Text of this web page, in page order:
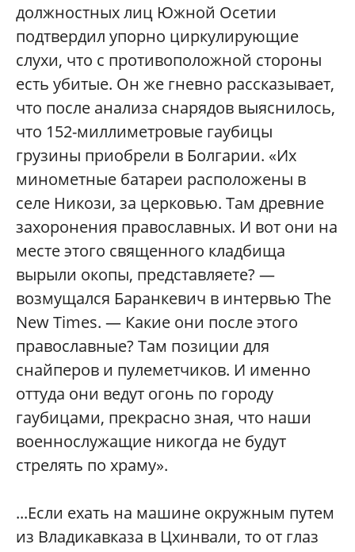
должностных лиц Южной Осетии
подтвердил упорно циркулирующие
слухи, что с противоположной стороны
есть убитые. Он же гневно рассказывает,
что после анализа снарядов выяснилось,
что 152-миллиметровые гаубицы
грузины приобрели в Болгарии. «Их
минометные батареи расположены в
селе Никози, за церковью. Там древние
захоронения православных. И вот они на
месте этого священного кладбища
вырыли окопы, представляете? —
возмущался Баранкевич в интервью The
New Times. — Какие они после этого
православные? Там позиции для
снайперов и пулеметчиков. И именно
оттуда они ведут огонь по городу
гаубицами, прекрасно зная, что наши
военнослужащие никогда не будут
стрелять по храму».
...Если ехать на машине окружным путем
из Владикавказа в Цхинвали, то от глаз